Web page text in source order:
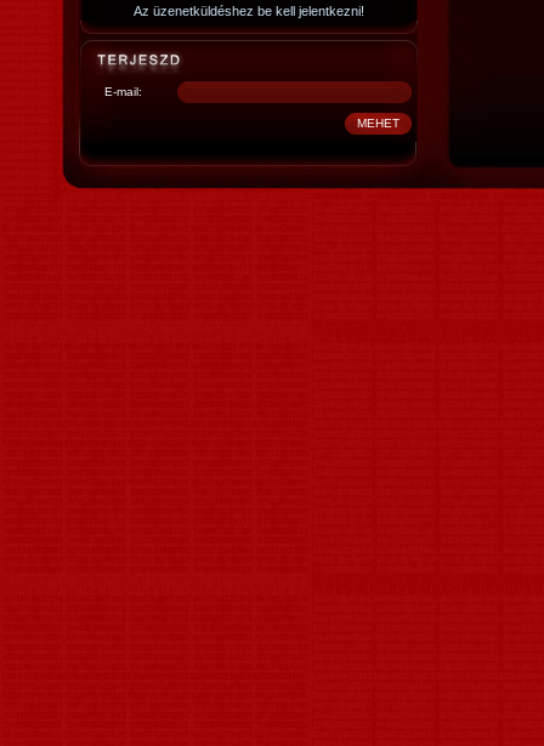
Az üzenetküldéshez be kell jelentkezni!
E-mail: